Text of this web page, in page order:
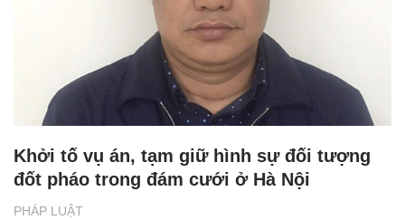
PHÁP LUẬT
Khởi tố vụ án, tạm giữ hình sự đối tượng
đốt pháo trong đám cưới ở Hà Nội